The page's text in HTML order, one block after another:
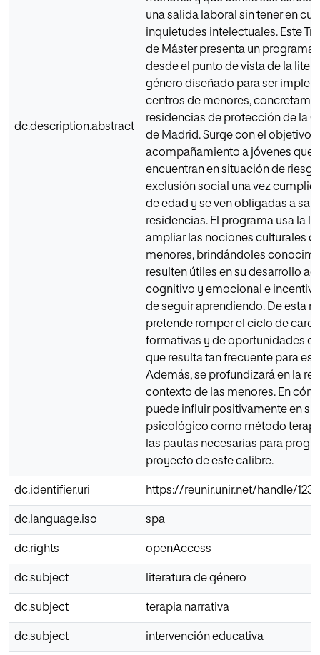
dc.description.abstract
una salida laboral sin tener en
inquietudes intelectuales. Este
de Máster presenta un programa
desde el punto de vista de la
género diseñado para ser
centros de menores,
residencias de protección de la
de Madrid. Surge con el objetivo
acompañamiento a jóvenes que
encuentran en situación de
exclusión social una vez
de edad y se ven obligadas a
residencias. El programa usa la
ampliar las nociones culturales
menores, brindándoles
resulten útiles en su desarrollo
cognitivo y emocional e
de seguir aprendiendo. De esta
pretende romper el ciclo de
formativas y de oportunidades
que resulta tan frecuente para
Además, se profundizará en la
contexto de las menores. En
puede influir positivamente en su
psicológico como método
las pautas necesarias para
proyecto de este calibre.
dc.identifier.uri https://reunir.unir.net/handle/
dc.language.iso spa
dc.rights openAccess
dc.subject literatura de género
dc.subject terapia narrativa
dc.subject intervención educativa